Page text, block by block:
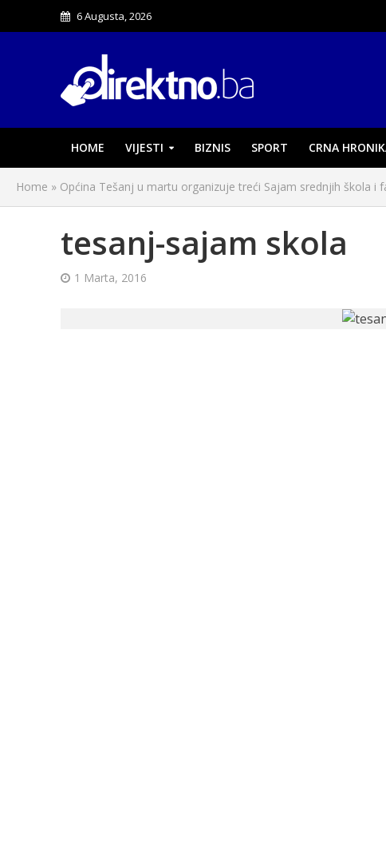
6 Augusta, 2026
HOME VIJESTI BIZNIS SPORT CRNA
Home » Općina Tešanj u martu organizuje treći Sajam srednjih škola i
tesanj-sajam skola
1 Marta, 2016